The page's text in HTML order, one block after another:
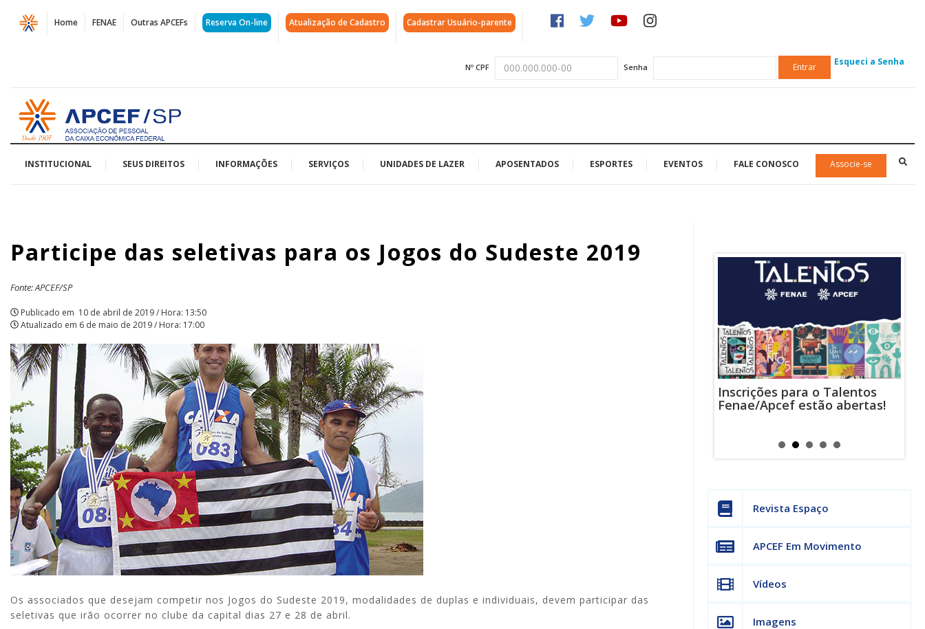
Página
Participe
seletivas
para
os
Jogos
2019
|
APCEF/SP
Home FENAE Outras APCEFs Reserva On-line Atualização de Cadastro Cadastrar Usuário-parente
Nº CPF Senha Entrar Esqueci a Senha
Acessar
página
inicial
INSTITUCIONAL SEUS DIREITOS INFORMAÇÕES SERVIÇOS UNIDADES DE LAZER APOSENTADOS ESPORTES EVENTOS FALE CONOSCO Associe-se
Participe das seletivas para os Jogos do Sudeste 2019
Fonte: APCEF/SP
Publicado em 10 de abril de 2019 / Hora: 13:50
Atualizado em 6 de maio de 2019 / Hora: 17:00
Os associados que desejam competir nos Jogos do Sudeste 2019, modalidades de duplas e individuais, devem participar das
seletivas que irão ocorrer no clube da capital dias 27 e 28 de abril.
Aproveite a parceria da Apcef
com o Sesi e invista em saúde
e momentos de lazer!
Inscrições para o Talentos
Fenae/Apcef estão abertas!
Revista Espaço
APCEF Em Movimento
Vídeos
Imagens